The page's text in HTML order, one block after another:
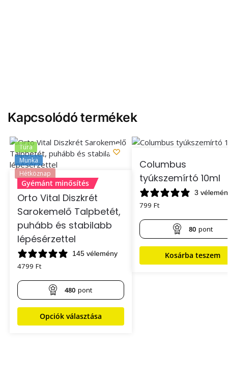
Kapcsolódó termékek
Túra
Munka
Hétköznap
Gyémánt minősítés
Orto Vital Diszkrét
Sarokemelő Talpbetét,
puhább és stabilabb
lépésérzettel
145 vélemény
4799 Ft
480 pont
Opciók választása
Columbus
tyúkszemírtó 10ml
3
799 Ft
80 pont
Kosárba teszem